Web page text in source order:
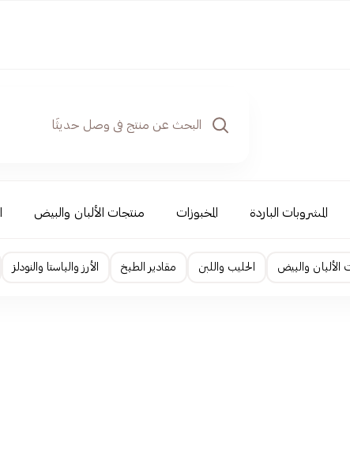
المشروبات الباردة المخبوزات منتجات الألبان والبيض
الألبان والبيض الحليب واللبن مقادير الطبخ الأرز والباستا والنودلز